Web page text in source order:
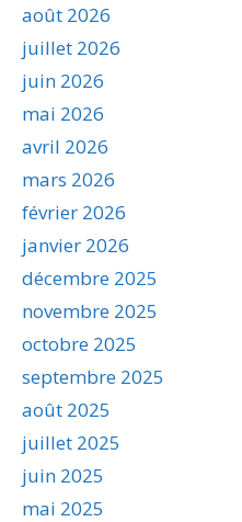
août 2026
juillet 2026
juin 2026
mai 2026
avril 2026
mars 2026
février 2026
janvier 2026
décembre 2025
novembre 2025
octobre 2025
septembre 2025
août 2025
juillet 2025
juin 2025
mai 2025